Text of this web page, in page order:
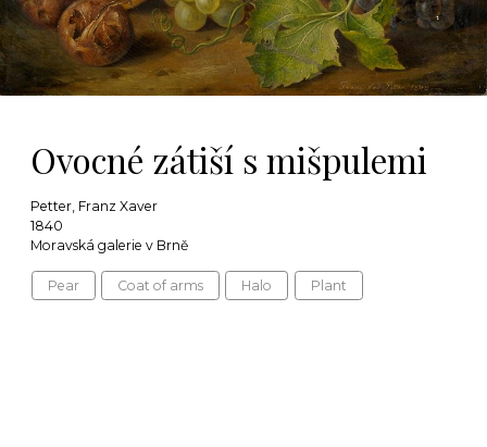
Ovocné zátiší s mišpulemi
Petter, Franz Xaver
1840
Moravská galerie v Brně
Pear Coat of arms Halo Plant